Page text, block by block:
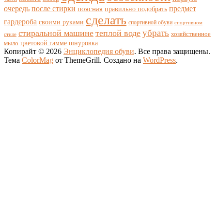
очередь после стирки поясная правильно подобрать предмет
гардероба своими руками сделать спортивной обуви спортивном
стиле стиральной машине теплой воде убрать хозяйственное
мыло цветовой гамме шнуровка
Копирайт © 2026 Энциклопедия обуви. Все права защищены.
Тема ColorMag от ThemeGrill. Создано на WordPress.